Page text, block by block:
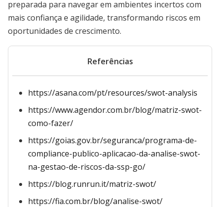
preparada para navegar em ambientes incertos com
mais confiança e agilidade, transformando riscos em
oportunidades de crescimento.
Referências
https://asana.com/pt/resources/swot-analysis
https://www.agendor.com.br/blog/matriz-swot-
como-fazer/
https://goias.gov.br/seguranca/programa-de-
compliance-publico-aplicacao-da-analise-swot-
na-gestao-de-riscos-da-ssp-go/
https://blog.runrun.it/matriz-swot/
https://fia.com.br/blog/analise-swot/